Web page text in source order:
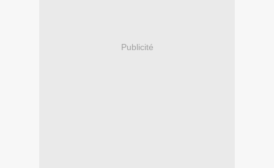
Publicité